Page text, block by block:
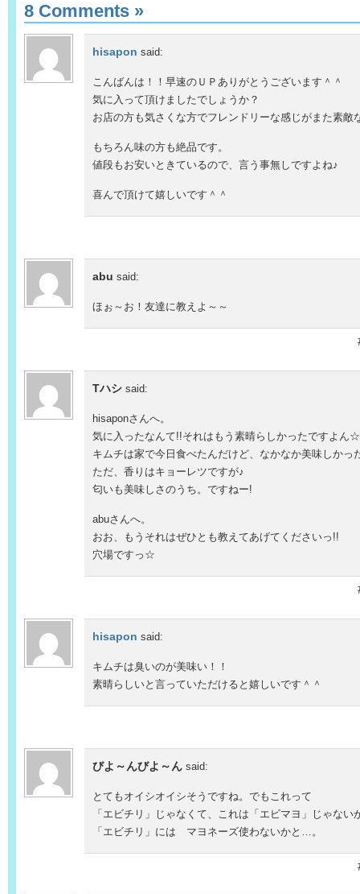
8 Comments »
hisapon said:
こんばんは！！早速のＵＰありがとうございます＾＾
気に入って頂けましたでしょうか？
お店の方も気さくな方でフレンドリーな感じがまた素敵
もちろん味の方も絶品です。
値段もお安いときているので、言う事無しですよね♪
喜んで頂けて嬉しいです＾＾
abu said:
ほぉ～お！友達に教えよ～～
Tハシ said:
hisaponさんへ。
気に入ったなんて!!それはもう素晴らしかったですよん☆
キムチは家で今日食べたんだけど、なかなか美味しかっ
ただ、香りはキョーレツですが♪
匂いも美味しさのうち。ですねー!
abuさんへ。
おお、もうそれはぜひとも教えてあげてくださいっ!!
穴場ですっ☆
hisapon said:
キムチは臭いのが美味い！！
素晴らしいと言っていただけると嬉しいです＾＾
びよ～んびよ～ん said:
とてもオイシオイシそうですね。でもこれって
「エビチリ」じゃなくて、これは「エビマヨ」じゃない
「エビチリ」には マヨネーズ使わないかと…。